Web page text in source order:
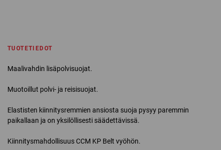
TUOTETIEDOT
Maalivahdin lisäpolvisuojat.
Muotoillut polvi- ja reisisuojat.
Elastisten kiinnitysremmien ansiosta suoja pysyy paremmin
paikallaan ja on yksilöllisesti säädettävissä.
Kiinnitysmahdollisuus CCM KP Belt vyöhön.